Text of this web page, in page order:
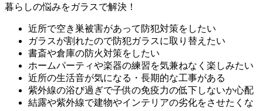
暮らしの悩みをガラスで解決！
近所で空き巣被害があって防犯対策をしたい
ガラスが割れたので防犯ガラスに取り替えたい
書斎や倉庫の防火対策をしたい
ホームパーティや楽器の練習を気兼ねなく楽しみたい
近所の生活音が気になる・長期的な工事がある
紫外線の浴び過ぎで子供の免疫力の低下しないか心配
結露や紫外線で建物やインテリアの劣化をさせたくな